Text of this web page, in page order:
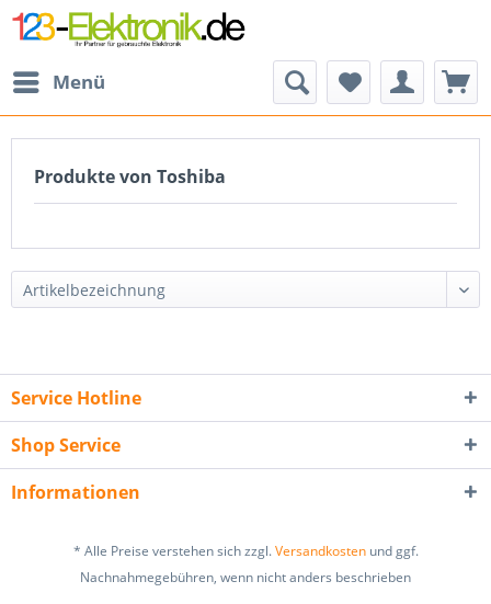
Menü
Produkte von Toshiba
Service Hotline
Shop Service
Informationen
* Alle Preise verstehen sich zzgl.Versandkostenund ggf.
Nachnahmegebühren, wenn nicht anders beschrieben